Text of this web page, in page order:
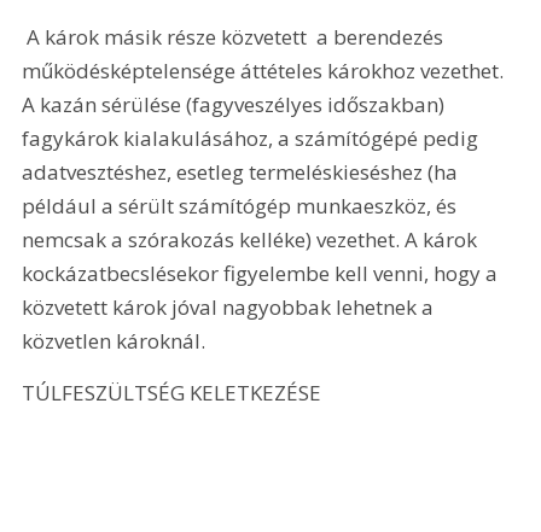
A károk másik része közvetett  a berendezés
működésképtelensége áttételes károkhoz vezethet.
A kazán sérülése (fagyveszélyes időszakban)
fagykárok kialakulásához, a számítógépé pedig
adatvesztéshez, esetleg termeléskieséshez (ha
például a sérült számítógép munkaeszköz, és
nemcsak a szórakozás kelléke) vezethet. A károk
kockázatbecslésekor figyelembe kell venni, hogy a
közvetett károk jóval nagyobbak lehetnek a
közvetlen károknál.
TÚLFESZÜLTSÉG KELETKEZÉSE